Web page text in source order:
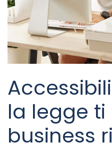
la legge
business